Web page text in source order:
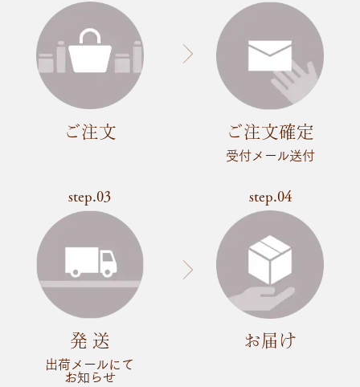
ご注文 ご注文確定
受付メール送付
step.03
発 送
出荷メールにて
お知らせ
step.04
お届け